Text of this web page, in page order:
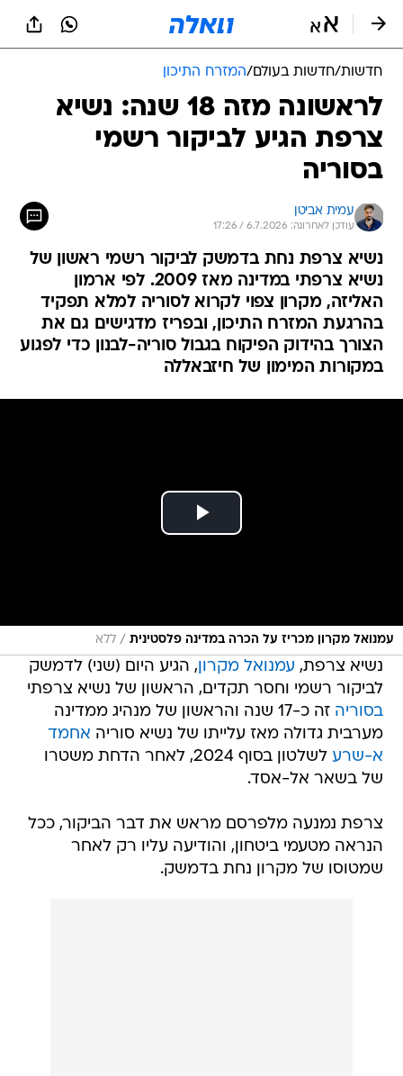
חדשות/חדשות בעולם/המזרח התיכון
לראשונה מזה 18 שנה: נשיא
צרפת הגיע לביקור רשמי
בסוריה
עמית אביטן
עודכן לאחרונה: 6.7.2026 / 17:26
נשיא צרפת נחת בדמשק לביקור רשמי ראשון של
נשיא צרפתי במדינה מאז 2009. לפי ארמון
האליזה, מקרון צפוי לקרוא לסוריה למלא תפקיד
בהרגעת המזרח התיכון, ובפריז מדגישים גם את
הצורך בהידוק הפיקוח בגבול סוריה-לבנון כדי לפגוע
במקורות המימון של חיזבאללה
עמנואל מקרון מכריז על הכרה במדינה פלסטינית / ללא
נשיא צרפת, עמנואל מקרון, הגיע היום (שני) לדמשק
לביקור רשמי וחסר תקדים, הראשון של נשיא צרפתי
בסוריה
זה כ-17 שנה והראשון של מנהיג ממדינה
מערבית גדולה מאז עלייתו של נשיא סוריה אחמד
א-שרע
לשלטון בסוף 2024, לאחר הדחת משטרו
של בשאר אל-אסד.
צרפת נמנעה מלפרסם מראש את דבר הביקור, ככל
הנראה מטעמי ביטחון, והודיעה עליו רק לאחר
שמטוסו של מקרון נחת בדמשק.